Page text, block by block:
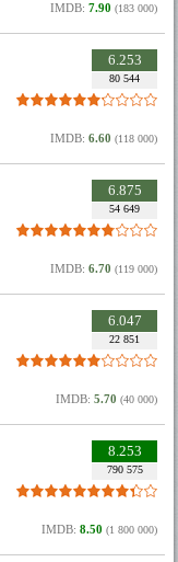
IMDB: 7.90 (183 000)
6.253
80 544
IMDB: 6.60 (118 000)
6.875
54 649
IMDB: 6.70 (119 000)
6.047
22 851
IMDB: 5.70 (40 000)
8.253
790 575
IMDB: 8.50 (1 800 000)